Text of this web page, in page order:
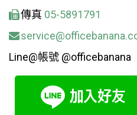
傳真 05-5891791
Line@帳號 @officebanana